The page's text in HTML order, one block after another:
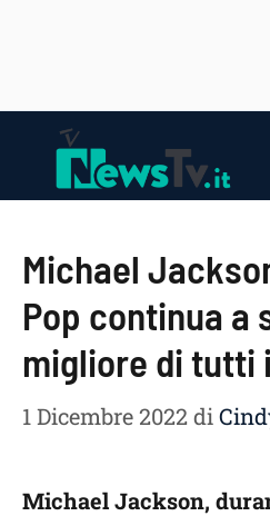
contenuto
Michael
Pop continua a
migliore di tutti
1 Dicembre 2022di
Michael Jackson,